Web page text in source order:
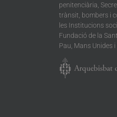
penitenciària,
trànsit, bombers i
les Institucions
Fundació de la
Pau, Mans Unides i